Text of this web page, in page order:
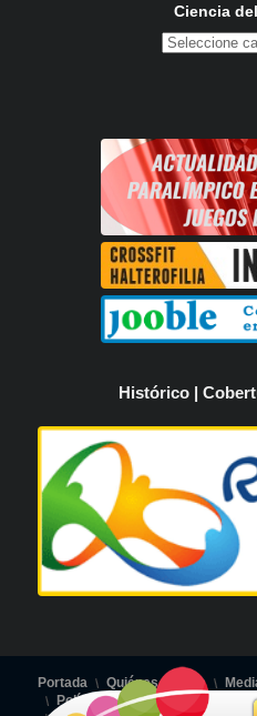
Ciencia
Histórico |
Portada Quiénes Somos
Política de Privacidad
Aviso